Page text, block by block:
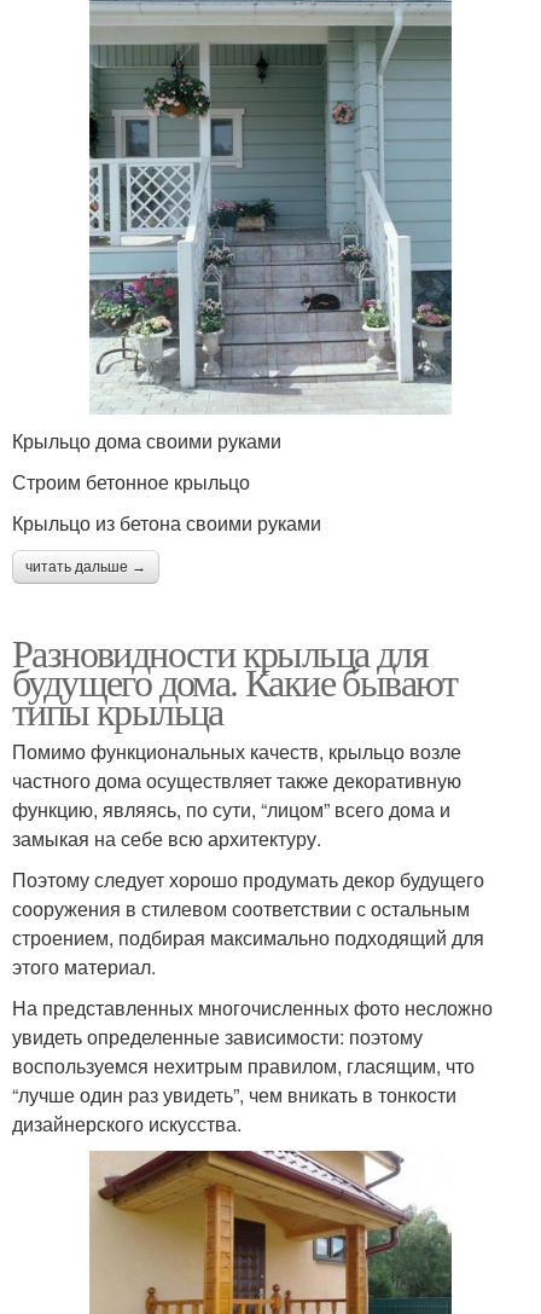
Крыльцо дома своими руками
Строим бетонное крыльцо
Крыльцо из бетона своими руками
читать дальше →
Разновидности крыльца для
будущего дома. Какие бывают
типы крыльца
Помимо функциональных качеств, крыльцо возле
частного дома осуществляет также декоративную
функцию, являясь, по сути, “лицом” всего дома и
замыкая на себе всю архитектуру.
Поэтому следует хорошо продумать декор будущего
сооружения в стилевом соответствии с остальным
строением, подбирая максимально подходящий для
этого материал.
На представленных многочисленных фото несложно
увидеть определенные зависимости: поэтому
воспользуемся нехитрым правилом, гласящим, что
“лучше один раз увидеть”, чем вникать в тонкости
дизайнерского искусства.